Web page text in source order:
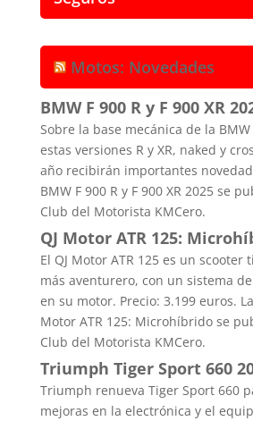
Motos: Novedades
BMW F 900 R y F 900 XR
Sobre la base mecánica de la BMW
estas versiones R y XR, naked y
año recibirán importantes
BMW F 900 R y F 900 XR 2025 se
Club del Motorista KMCero.
QJ Motor ATR 125:
El QJ Motor ATR 125 es un scooter
más aventurero, con un sistema
en su motor. Precio: 3.199 euros.
Motor ATR 125: Microhíbrido se
Club del Motorista KMCero.
Triumph Tiger Sport 660
Triumph renueva Tiger Sport 660
mejoras en la electrónica y el